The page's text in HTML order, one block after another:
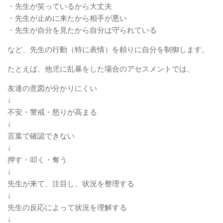
・先生が笑っているから大丈夫
・先生が止めに来たから相手が悪い
・先生が自分を見たから自分は守られている
など、先生の行動（特に表情）を頼りに自分を制御します。
たとえば、他児に乱暴をした場合のアセスメントでは、
友達の意図が分かりにくい
↓
不安・警戒・怒りが高まる
↓
言葉で確認できない
↓
押す・叩く・奪う
↓
先生が来て、注目し、状況を整理する
↓
先生の反応によって状況を理解する
↓